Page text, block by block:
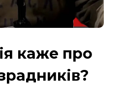
каже про